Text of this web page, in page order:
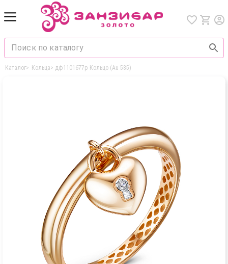
Каталог> Кольца> дф1101677р Кольцо (Au 585)